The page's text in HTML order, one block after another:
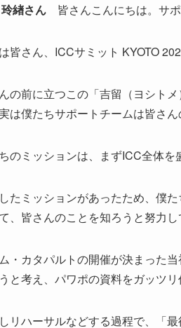
緖さん 皆さんこんにちは。サ
皆さん、ICCサミット KYOTO
の前に立つこの「吉留（ヨシト
は僕たちサポートチームは皆さん
のミッションは、まずICC全体を
たミッションがあったため、僕
、皆さんのことを知ろうと努力し
・カタパルトの開催が決まった
と考え、パワポの資料をガッツリ
リハーサルなどする過程で、「